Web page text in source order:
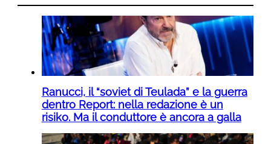
Ranucci, il “soviet di Teulada” e la guerra
dentro Report: nella redazione è un
risiko. Ma il conduttore è ancora a galla